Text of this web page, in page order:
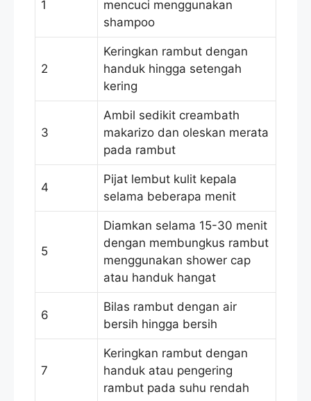
1
mencuci menggunakan
shampoo
2
Keringkan rambut dengan
handuk hingga setengah
kering
3
Ambil sedikit creambath
makarizo dan oleskan merata
pada rambut
4
Pijat lembut kulit kepala
selama beberapa menit
5
Diamkan selama 15-30 menit
dengan membungkus rambut
menggunakan shower cap
atau handuk hangat
6
Bilas rambut dengan air
bersih hingga bersih
7
Keringkan rambut dengan
handuk atau pengering
rambut pada suhu rendah